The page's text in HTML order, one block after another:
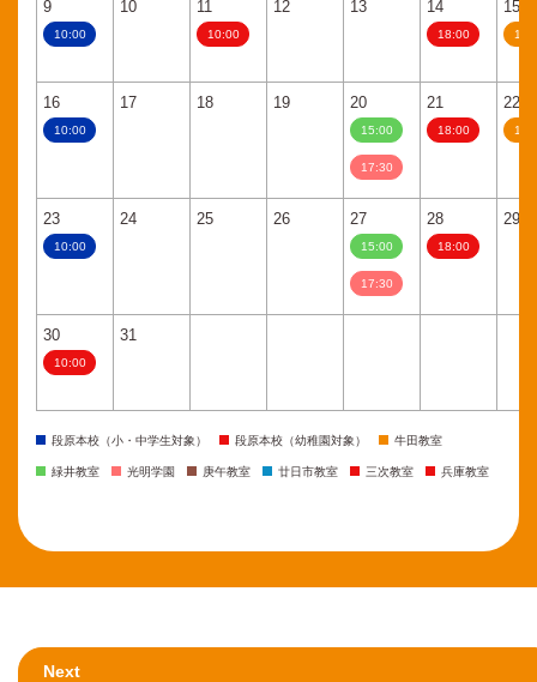
9
10:00
10 11
10:00
12 13 14
18:00
15
16
10:00
17 18 19 20
15:00
17:30
21
18:00
22
23
10:00
24 25 26 27
15:00
17:30
28
18:00
29
30
10:00
31
段原本校（小・中学生対象） 段原本校（幼稚園対象） 牛田教室
緑井教室 光明学園 庚午教室 廿日市教室 三次教室 兵庫教室
Next